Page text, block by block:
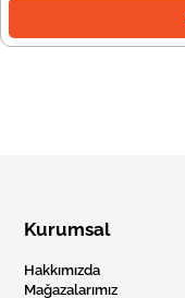
Kurumsal
Hakkımızda
Mağazalarımız